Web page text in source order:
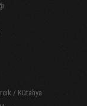
/ Kütahya